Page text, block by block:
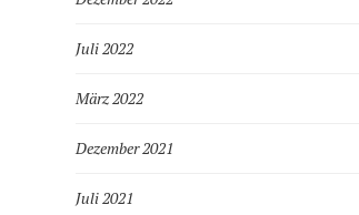
Juli 2022
März 2022
Dezember 2021
Juli 2021